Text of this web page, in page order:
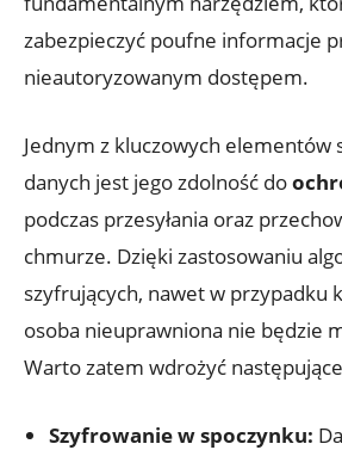
zabezpieczyć poufne informacje
nieautoryzowanym⁢ dostępem.
Jednym z kluczowych elementów
danych jest jego zdolność do⁢
podczas przesyłania ‌oraz
chmurze. Dzięki zastosowaniu
szyfrujących,‌ nawet w przypadku‍
‌osoba ‌nieuprawniona nie będzie
Warto zatem ⁣wdrożyć
Szyfrowanie w spoczynku: